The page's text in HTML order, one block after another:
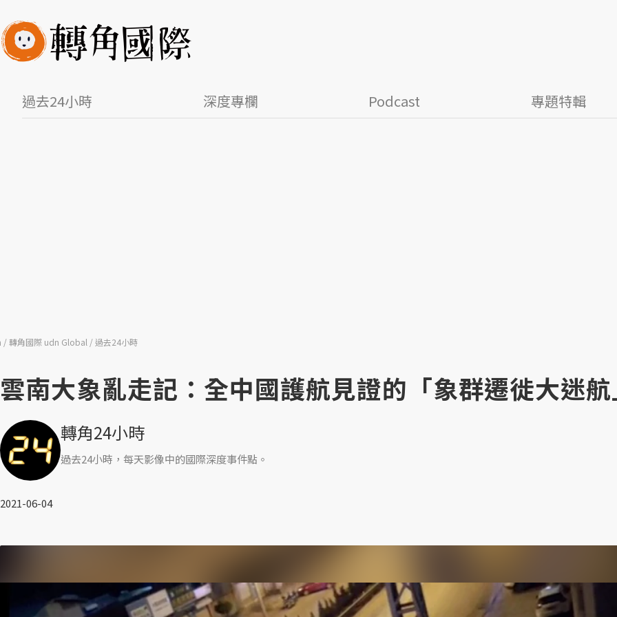
過去24小時 深度專欄 Podcast 專題特輯
轉角國際 udn Global 過去24小時
雲南大象亂走記：全中國護航見證的「象群遷徙大迷
轉角24小時
過去24小時，每天影像中的國際深度事件點。
2021-06-04